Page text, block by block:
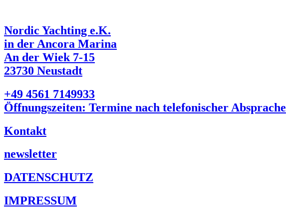
Nordic Yachting e.K.
in der Ancora Marina
An der Wiek 7-15
23730 Neustadt
+49 4561 7149933
Öffnungszeiten: Termine nach telefonischer Absprache
Kontakt
newsletter
DATENSCHUTZ
IMPRESSUM